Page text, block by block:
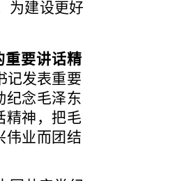
为建设更好
重要讲话精
记发表重要
纪念毛泽东
精神，把毛
伟业而团结